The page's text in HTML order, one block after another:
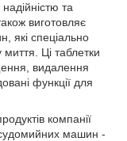
та
виготовляє
які спеціально
Ці таблетки
видалення
функції для
компанії
машин -